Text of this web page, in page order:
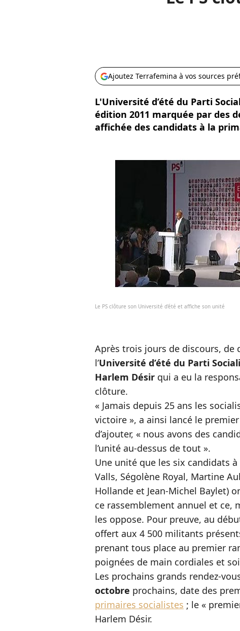
Ajoutez Terrafemina à vos sources
L'Université d’été du Parti
édition 2011 marquée par des
affichée des candidats à la
Le PS clôture son Université d'été et affiche son unité
Après trois jours de discours, de
l’Université d’été du Parti
Harlem Désir qui a eu la
clôture.
« Jamais depuis 25 ans les
victoire », a ainsi lancé le
d’ajouter, « nous avons des
l’unité au-dessus de tout ».
Une unité que les six candidats
Valls, Ségolène Royal, Martine
Hollande et Jean-Michel Baylet)
ce rassemblement annuel et ce,
les oppose. Pour preuve, au
offert aux 4 500 militants
prenant tous place au premier
poignées de main cordiales et
Les prochains grands rendez-
octobre prochains, date des
primaires socialistes ; le «
Harlem Désir.